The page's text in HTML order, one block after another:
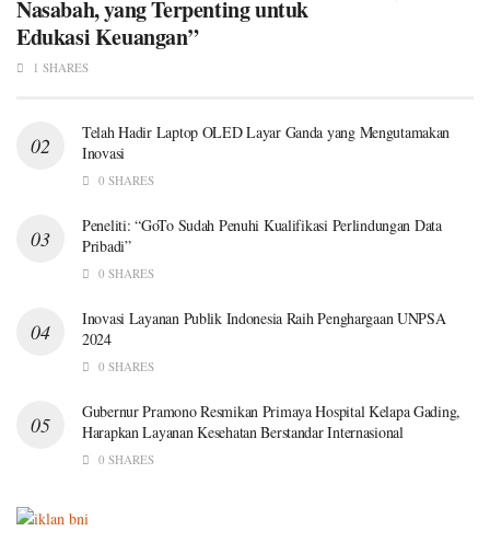
Nasabah, yang Terpenting untuk
Edukasi Keuangan”
1 SHARES
Telah Hadir Laptop OLED Layar Ganda yang Mengutamakan
Inovasi
0 SHARES
Peneliti: “GoTo Sudah Penuhi Kualifikasi Perlindungan Data
Pribadi”
0 SHARES
Inovasi Layanan Publik Indonesia Raih Penghargaan UNPSA
2024
0 SHARES
Gubernur Pramono Resmikan Primaya Hospital Kelapa Gading,
Harapkan Layanan Kesehatan Berstandar Internasional
0 SHARES